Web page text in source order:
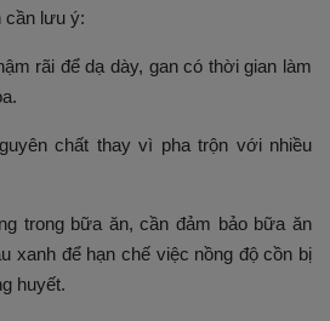
cần lưu ý:
rãi để dạ dày, gan có thời gian làm
chất thay vì pha trộn với nhiều
trong bữa ăn, cần đảm bảo bữa ăn
xanh để hạn chế việc nồng độ cồn bị
huyết.